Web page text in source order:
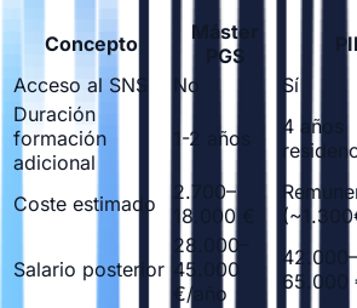
Concepto
Máster
PGS
Acceso al SNS
No Sí
Duración
formación
adicional
1-2 años
4 años
Coste estimado
2.700–
18.000 €
Salario posterior
28.000–
45.000
€/año
42.000–
65.000